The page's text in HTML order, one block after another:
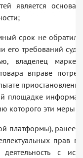
является
срок не
его требований
владелец
вправе
площадке
которого эти меры
платформы), ранее
прав в
деятельность с